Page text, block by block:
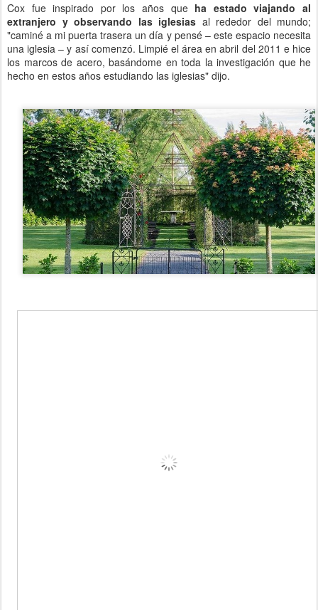
Cox fue inspirado por los años que ha estado viajando al
extranjero y observando las iglesias al rededor del mundo;
"caminé a mi puerta trasera un día y pensé – este espacio necesita
una iglesia – y así comenzó. Limpié el área en abril del 2011 e hice
los marcos de acero, basándome en toda la investigación que he
hecho en estos años estudiando las iglesias" dijo.